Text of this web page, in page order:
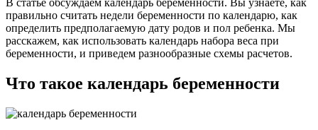
правильно считать недели беременности по календарю, как
определить предполагаемую дату родов и пол ребенка. Мы
расскажем, как использовать календарь набора веса при
беременности, и приведем разнообразные схемы расчетов.
Что такое календарь беременности